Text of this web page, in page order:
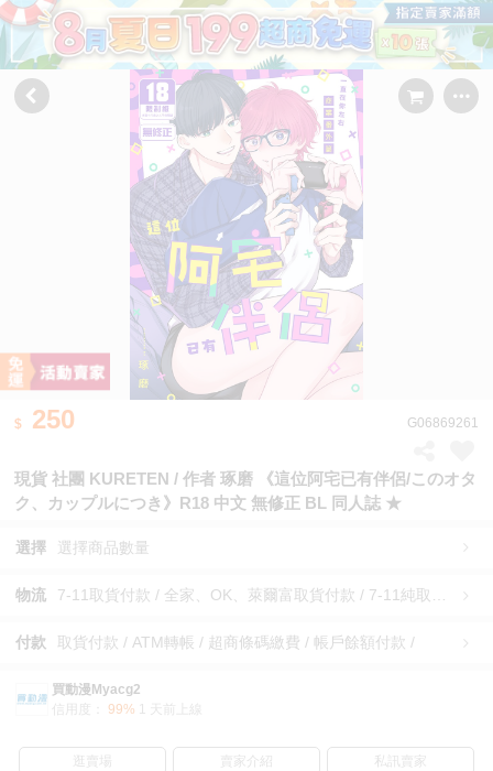
250 G06869261
現貨 社團 KURETEN / 作者 琢磨 《這位阿宅已有伴侶/このオタ
ク、カップルにつき》R18 中文 無修正 BL 同人誌 ★
選擇 選擇商品數量
物流
付款 取貨付款 / ATM轉帳 / 超商條碼繳費 / 帳戶餘額付款 /
買動漫Myacg2
信用度：
99% 1 天前上線
逛賣場 賣家介紹 私訊賣家